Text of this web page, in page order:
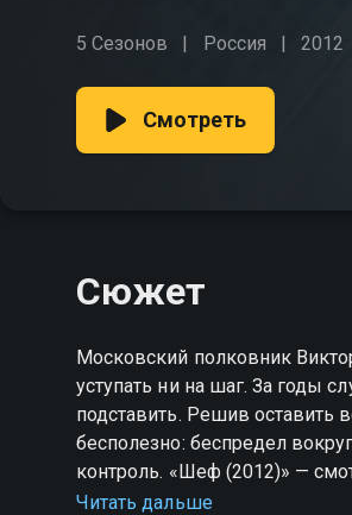
5 Сезонов Россия 2012
Смотреть
Сюжет
Московский полковник
уступать ни на шаг. За годы
подставить. Решив оставить
бесполезно: беспредел
контроль. «Шеф (2012)» —
Читать дальше